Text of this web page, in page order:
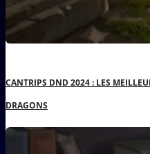
CANTRIPS DND 2024 : LES
DRAGONS